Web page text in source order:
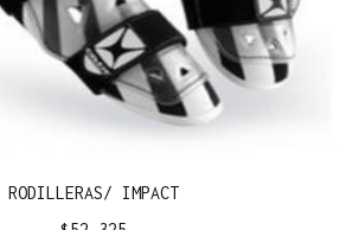
RODILLERAS/ IMPACT